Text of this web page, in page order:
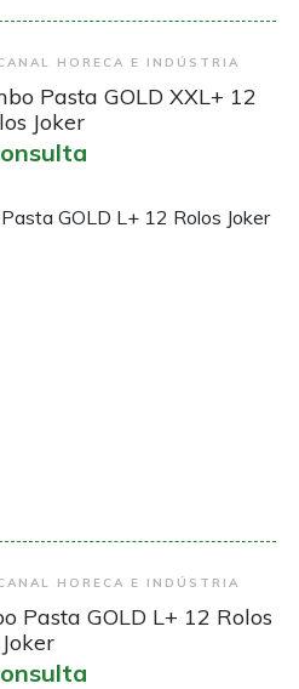
HORECA E INDÚSTRIA
Pasta GOLD XXL+ 12
Joker
HORECA E INDÚSTRIA
Pasta GOLD L+ 12 Rolos
Joker